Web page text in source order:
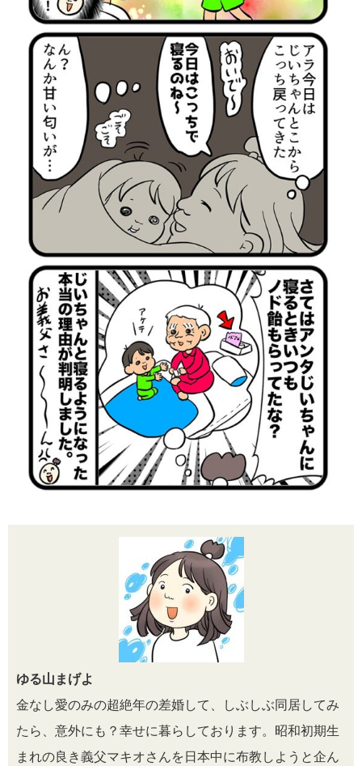
ゆる山まげよ
金なし愛のみの超絶年の差婚して、しぶしぶ同居してみ
たら、意外にも？幸せに暮らしております。昭和初期生
まれの良き義父マキオさんを日本中に布教しようと企ん